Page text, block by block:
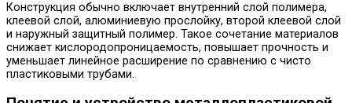
Конструкция обычно включает внутренний слой полимера,
клеевой слой, алюминиевую прослойку, второй клеевой слой
и наружный защитный полимер. Такое сочетание материалов
снижает кислородопроницаемость, повышает прочность и
уменьшает линейное расширение по сравнению с чисто
пластиковыми трубами.